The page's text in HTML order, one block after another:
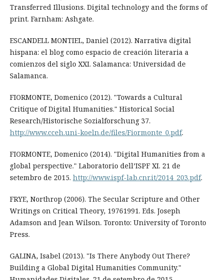
Transferred Illusions. Digital technology and the forms of
print. Farnham: Ashgate.
ESCANDELL MONTIEL, Daniel (2012). Narrativa digital
hispana: el blog como espacio de creación literaria a
comienzos del siglo XXI. Salamanca: Universidad de
Salamanca.
FIORMONTE, Domenico (2012). "Towards a Cultural
Critique of Digital Humanities." Historical Social
Research/Historische Sozialforschung 37.
http://www.cceh.uni-koeln.de/files/Fiormonte_0.pdf.
FIORMONTE, Domenico (2014). "Digital Humanities from a
global perspective." Laboratorio dell’ISPF XI. 21 de
setembro de 2015. http://www.ispf-lab.cnr.it/2014_203.pdf.
FRYE, Northrop (2006). The Secular Scripture and Other
Writings on Critical Theory, 1976­1991. Eds. Joseph
Adamson and Jean Wilson. Toronto: University of Toronto
Press.
GALINA, Isabel (2013). "Is There Anybody Out There?
Building a Global Digital Humanities Community."